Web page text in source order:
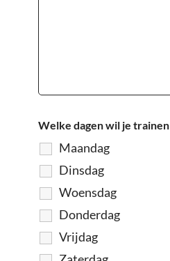
Welke dagen wil je trainen
Maandag
Dinsdag
Woensdag
Donderdag
Vrijdag